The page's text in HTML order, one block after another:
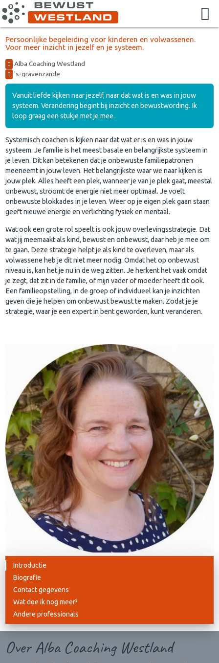
Persoonlijke begeleiding voor kinderen en volwassenen.
Voor meer inzicht in jezelf en je systeem.
Alba Coaching Westland
's-gravenzande
Vanuit liefde kijken naar jezelf, naar dat wat is en was in jouw
systeem. Verandering begint bij inzicht en bewustwording. Ik
loop graag een stukje met je mee.
Systemisch coachen is kijken naar dat wat er is en was in jouw
systeem. Je familie is het meest basale en belangrijkste systeem in
je leven. Dit kan betekenen dat je onbewuste familiepatronen
meeneemt in jouw leven. Het belangrijkste waar we naar kijken is
jouw plek. Alles heeft een plek, wanneer je van je plek gaat, meestal
onbewust, stroomt de energie niet meer optimaal. Je voelt
onbewuste blokkades in je leven. Weer op je eigen plek gaan staan
geeft nieuwe energie en verlichting fysiek en mentaal.
Wat ook een grote rol speelt is ook jouw overlevingsstrategie. Dat
wat jij meemaakt als kind, bewust en onbewust, daar heb je mee om
te gaan. Deze strategie helpt je als kind te overleven, maar als
volwassene heb je dit niet meer nodig. Omdat het op onbewust
niveau is, kan het je nu in de weg zitten. Je herkent het vaak omdat
je zegt, dat zit in de familie, of mijn vader of moeder heeft dit ook.
Een familieopstelling, in de groep of individueel kan je inzichten
geven die je helpen om onbewust bewust te maken. Zodat je je
strategie, waar je een expert in bent geworden, kunt veranderen.
Introductie
Biografie
Contact gegevens
Wat doe ik nog meer?
Andere professionals
Over Alba Coaching Westland